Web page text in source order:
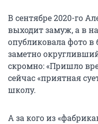
В сентябре 2020-го
выходит замуж, а в
опубликовала фото
заметно
скромно: «Пришло
сейчас «приятная
школу.
А за кого из